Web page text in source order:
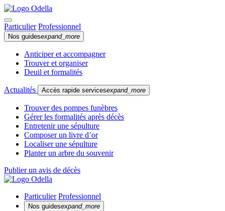
Particulier Professionnel
Nos guidesexpand_more
Anticiper et accompagner
Trouver et organiser
Deuil et formalités
Actualités Accès rapide servicesexpand_more
Trouver des pompes funèbres
Gérer les formalités après décès
Entretenir une sépulture
Composer un livre d’or
Localiser une sépulture
Planter un arbre du souvenir
Publier un avis de décès
Particulier Professionnel
Nos guidesexpand_more